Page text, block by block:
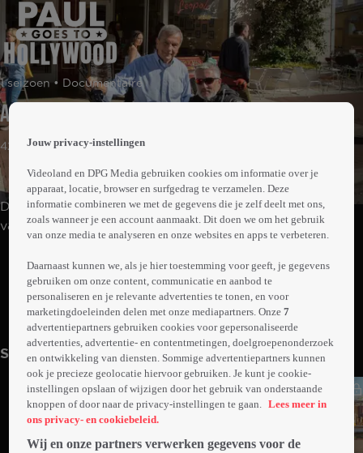
page
1 seizoen • Documentaire
Aflevering 1
42min
De Britse chef-kok Paul Hollywood maakt een roadtrip
van New York naar Los Angeles. Onderweg geniet hij
van de omgeving en kookt hij met een aantal bekende
gezichten.
Meer
info
Seizoen 1
Jouw privacy-instellingen
Videoland en DPG Media gebruiken cookies om informatie over je
apparaat, locatie, browser en surfgedrag te verzamelen. Deze
informatie combineren we met de gegevens die je zelf deelt met ons,
zoals wanneer je een account aanmaakt. Dit doen we om het gebruik
van onze media te analyseren en onze websites en apps te verbeteren.
Daarnaast kunnen we, als je hier toestemming voor geeft, je gegevens
gebruiken om onze content, communicatie en aanbod te
personaliseren en je relevante advertenties te tonen, en voor
marketingdoeleinden delen met onze mediapartners. Onze7
advertentiepartners gebruiken cookies voor gepersonaliseerde
advertenties, advertentie- en contentmetingen, doelgroepenonderzoek
en ontwikkeling van diensten. Sommige advertentiepartners kunnen
ook je precieze geolocatie hiervoor gebruiken. Je kunt je cookie-
instellingen opslaan of wijzigen door het gebruik van onderstaande
knoppen of door naar de privacy-instellingen te gaan.
Lees meer in
ons privacy- en cookiebeleid.
Wij en onze partners verwerken gegevens voor de